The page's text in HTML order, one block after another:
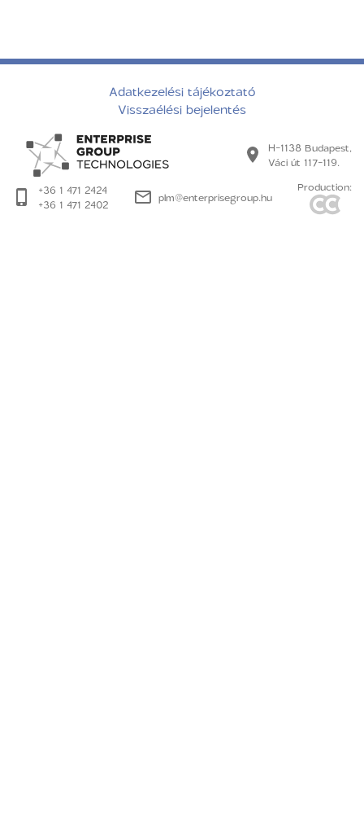
Adatkezelési tájékoztató
Visszaélési bejelentés
H-1138 Budapest,
Váci út 117-119.
+36 1 471 2424
+36 1 471 2402
plm@enterprisegroup.hu
Production: